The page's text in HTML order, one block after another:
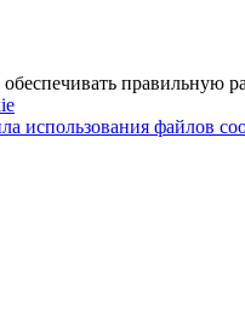
правильную
использования файлов